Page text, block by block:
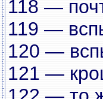
118 —
119 —
120 —
121 —